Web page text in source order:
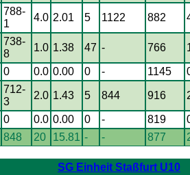
788-
1
4.0 2.01 5 1122 882
738-
8
1.0 1.38 47 - 766
0 0.0 0.00 0 - 1145
712-
3
2.0 1.43 5 844 916
0 0.0 0.00 0 - 819
848 20 15.81 - - 877
SG Einheit Staßfurt U10